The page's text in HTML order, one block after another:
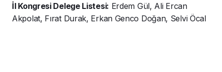
İl Kongresi Delege Listesi: Erdem Gül, Ali Ercan
Akpolat, Fırat Durak, Erkan Genco Doğan, Selvi Öcal